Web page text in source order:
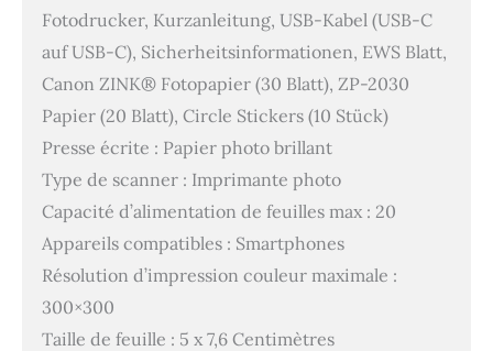
Fotodrucker, Kurzanleitung, USB-Kabel (USB-C
auf USB-C), Sicherheitsinformationen, EWS Blatt,
Canon ZINK® Fotopapier (30 Blatt), ZP-2030
Papier (20 Blatt), Circle Stickers (10 Stück)
Presse écrite : Papier photo brillant
Type de scanner : Imprimante photo
Capacité d’alimentation de feuilles max : 20
Appareils compatibles : Smartphones
Résolution d’impression couleur maximale :
300×300
Taille de feuille : 5 x 7,6 Centimètres